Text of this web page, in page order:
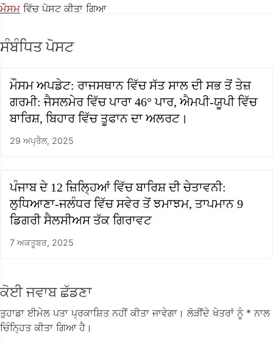
ਮੌਸਮ ਵਿੱਚ ਪੋਸਟ ਕੀਤਾ ਗਿਆ
ਸੰਬੰਧਿਤ ਪੋਸਟ
ਮੌਸਮ ਅਪਡੇਟ: ਰਾਜਸਥਾਨ ਵਿੱਚ ਸੱਤ ਸਾਲ ਦੀ ਸਭ ਤੋਂ ਤੇਜ਼
ਗਰਮੀ: ਜੈਸਲਮੇਰ ਵਿੱਚ ਪਾਰਾ 46° ਪਾਰ, ਐਮਪੀ-ਯੂਪੀ ਵਿੱਚ
ਬਾਰਿਸ਼, ਬਿਹਾਰ ਵਿੱਚ ਤੂਫਾਨ ਦਾ ਅਲਰਟ।
29 ਅਪ੍ਰੈਲ, 2025
ਪੰਜਾਬ ਦੇ 12 ਜ਼ਿਲ੍ਹਿਆਂ ਵਿੱਚ ਬਾਰਿਸ਼ ਦੀ ਚੇਤਾਵਨੀ:
ਲੁਧਿਆਣਾ-ਜਲੰਧਰ ਵਿੱਚ ਸਵੇਰ ਤੋਂ ਝਮਾਝਮ, ਤਾਪਮਾਨ 9
ਡਿਗਰੀ ਸੈਲਸੀਅਸ ਤੱਕ ਗਿਰਾਵਟ
7 ਅਕਤੂਬਰ, 2025
ਕੋਈ ਜਵਾਬ ਛੱਡਣਾ
ਤੁਹਾਡਾ ਈਮੇਲ ਪਤਾ ਪ੍ਰਕਾਸ਼ਿਤ ਨਹੀਂ ਕੀਤਾ ਜਾਵੇਗਾ। ਲੋੜੀਂਦੇ ਖੇਤਰਾਂ ਨੂੰ * ਨਾਲ
ਚਿੰਨ੍ਹਿਤ ਕੀਤਾ ਗਿਆ ਹੈ।